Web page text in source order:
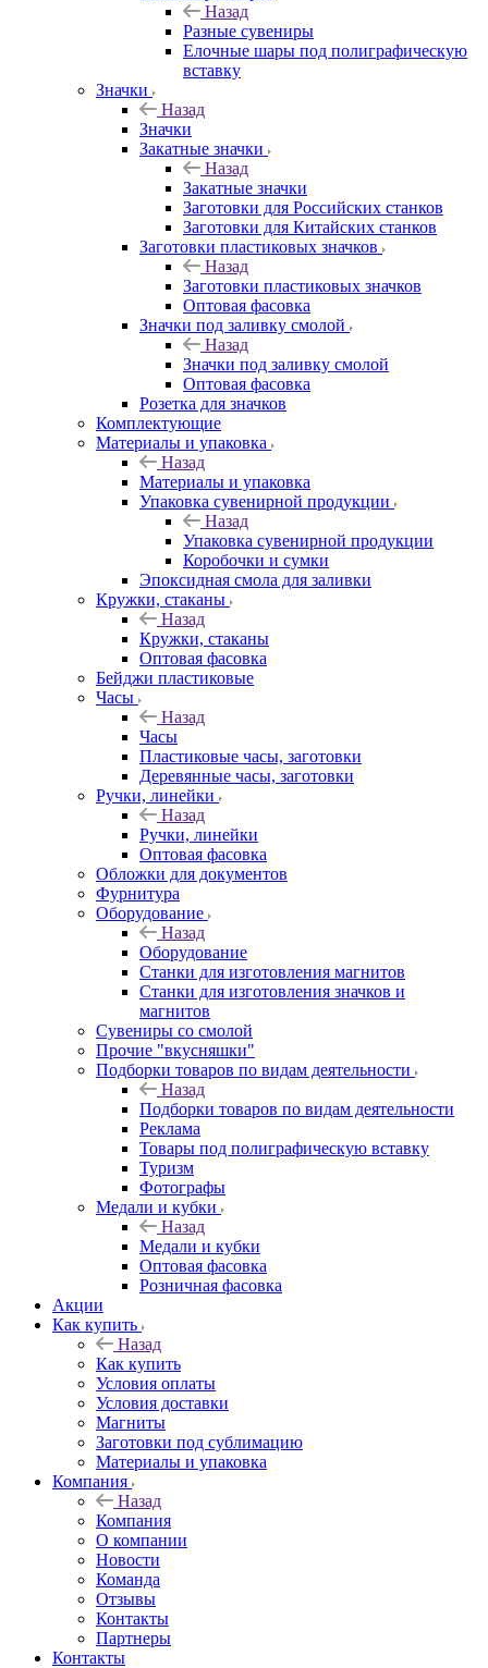
Назад
Разные сувениры
Елочные шары под полиграфическую
вставку
Значки
Назад
Значки
Закатные значки
Назад
Закатные значки
Заготовки для Российских станков
Заготовки для Китайских станков
Заготовки пластиковых значков
Назад
Заготовки пластиковых значков
Оптовая фасовка
Значки под заливку смолой
Назад
Значки под заливку смолой
Оптовая фасовка
Розетка для значков
Комплектующие
Материалы и упаковка
Назад
Материалы и упаковка
Упаковка сувенирной продукции
Назад
Упаковка сувенирной продукции
Коробочки и сумки
Эпоксидная смола для заливки
Кружки, стаканы
Назад
Кружки, стаканы
Оптовая фасовка
Бейджи пластиковые
Часы
Назад
Часы
Пластиковые часы, заготовки
Деревянные часы, заготовки
Ручки, линейки
Назад
Ручки, линейки
Оптовая фасовка
Обложки для документов
Фурнитура
Оборудование
Назад
Оборудование
Станки для изготовления магнитов
Станки для изготовления значков и
магнитов
Сувениры со смолой
Прочие "вкусняшки"
Подборки товаров по видам деятельности
Назад
Подборки товаров по видам деятельности
Реклама
Товары под полиграфическую вставку
Туризм
Фотографы
Медали и кубки
Назад
Медали и кубки
Оптовая фасовка
Розничная фасовка
Акции
Как купить
Назад
Как купить
Условия оплаты
Условия доставки
Магниты
Заготовки под сублимацию
Материалы и упаковка
Компания
Назад
Компания
О компании
Новости
Команда
Отзывы
Контакты
Партнеры
Контакты